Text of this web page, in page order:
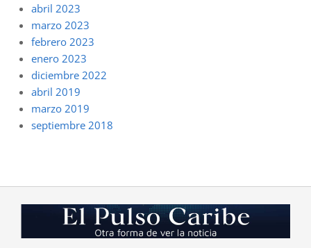
abril 2023
marzo 2023
febrero 2023
enero 2023
diciembre 2022
abril 2019
marzo 2019
septiembre 2018